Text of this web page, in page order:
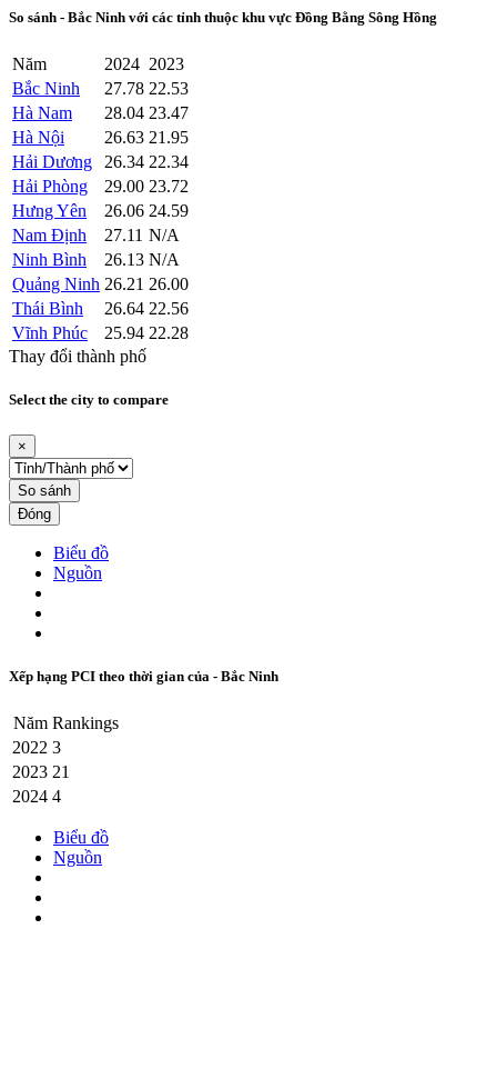
So sánh - Bắc Ninh với các tỉnh thuộc khu vực Đồng Bằng Sông Hồng
Năm 2024 2023
Bắc Ninh
27.78 22.53
Hà Nam
28.04 23.47
Hà Nội
26.63 21.95
Hải Dương
26.34 22.34
Hải Phòng
29.00 23.72
Hưng Yên
26.06 24.59
Nam Định
27.11 N/A
Ninh Bình
26.13 N/A
Quảng Ninh 26.21 26.00
Thái Bình
26.64 22.56
Vĩnh Phúc
25.94 22.28
Thay đổi thành phố
Select the city to compare
×
So sánh
Đóng
Biểu đồ
Nguồn
Xếp hạng PCI theo thời gian của - Bắc Ninh
Năm Rankings
2022 3
2023 21
2024 4
Biểu đồ
Nguồn